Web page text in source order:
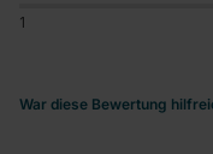
1
War diese Bewertung